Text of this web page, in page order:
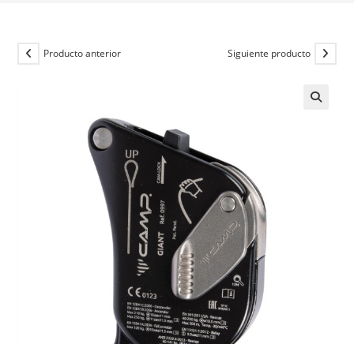
Producto anterior Siguiente producto